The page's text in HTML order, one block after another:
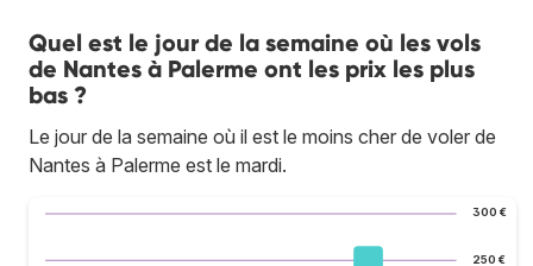
Quel est le jour de la semaine où les vols
de Nantes à Palerme ont les prix les plus
bas ?
Le jour de la semaine où il est le moins cher de voler de
Nantes à Palerme est le mardi.
250 €
300 €